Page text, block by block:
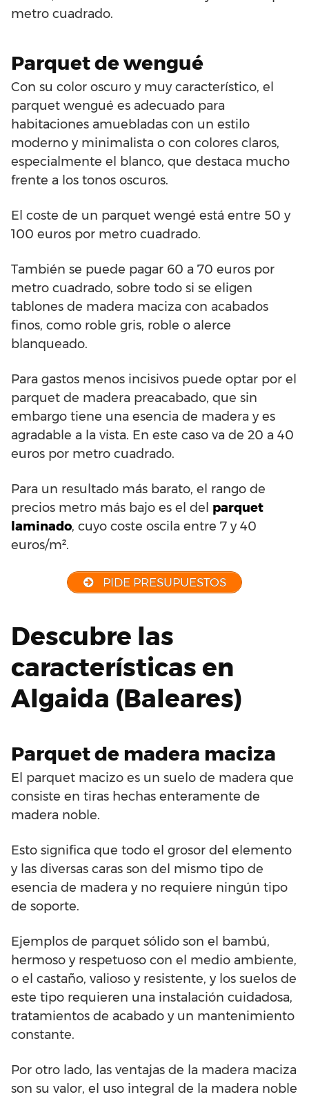
metro cuadrado.
Parquet de wengué
Con su color oscuro y muy característico, el
parquet wengué es adecuado para
habitaciones amuebladas con un estilo
moderno y minimalista o con colores claros,
especialmente el blanco, que destaca mucho
frente a los tonos oscuros.
El coste de un parquet wengé está entre 50 y
100 euros por metro cuadrado.
También se puede pagar 60 a 70 euros por
metro cuadrado, sobre todo si se eligen
tablones de madera maciza con acabados
finos, como roble gris, roble o alerce
blanqueado.
Para gastos menos incisivos puede optar por el
parquet de madera preacabado, que sin
embargo tiene una esencia de madera y es
agradable a la vista. En este caso va de 20 a 40
euros por metro cuadrado.
Para un resultado más barato, el rango de
precios metro más bajo es el del parquet
laminado, cuyo coste oscila entre 7 y 40
euros/m².
PIDE PRESUPUESTOS
Descubre las
características en
Algaida (Baleares)
Parquet de madera maciza
El parquet macizo es un suelo de madera que
consiste en tiras hechas enteramente de
madera noble.
Esto significa que todo el grosor del elemento
y las diversas caras son del mismo tipo de
esencia de madera y no requiere ningún tipo
de soporte.
Ejemplos de parquet sólido son el bambú,
hermoso y respetuoso con el medio ambiente,
o el castaño, valioso y resistente, y los suelos de
este tipo requieren una instalación cuidadosa,
tratamientos de acabado y un mantenimiento
constante.
Por otro lado, las ventajas de la madera maciza
son su valor, el uso integral de la madera noble